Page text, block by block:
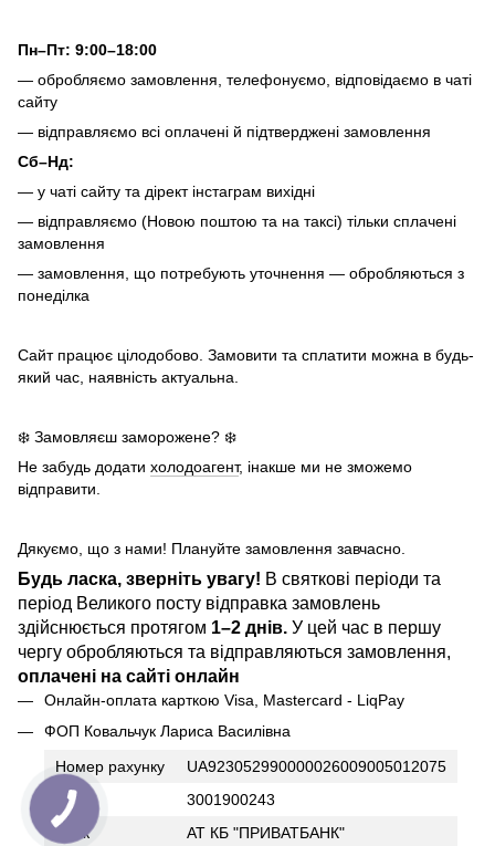
Пн–Пт: 9:00–18:00
— обробляємо замовлення, телефонуємо, відповідаємо в чаті
сайту
— відправляємо всі оплачені й підтверджені замовлення
Сб–Нд:
— у чаті сайту та дірект інстаграм вихідні
— відправляємо (Новою поштою та на таксі) тільки сплачені
замовлення
— замовлення, що потребують уточнення — обробляються з
понеділка
Сайт працює цілодобово. Замовити та сплатити можна в будь-
який час, наявність актуальна.
❄️ Замовляєш заморожене? ❄️
Не забудь додати холодоагент, інакше ми не зможемо
відправити.
Дякуємо, що з нами! Плануйте замовлення завчасно.
Будь ласка, зверніть увагу! В святкові періоди та
період Великого посту відправка замовлень
здійснюється протягом 1–2 днів. У цей час в першу
чергу обробляються та відправляються замовлення,
оплачені на сайті онлайн
Онлайн-оплата карткою Visa, Mastercard - LiqPay
ФОП Ковальчук Лариса Василівна
Номер рахунку
UA923052990000026009005012075
ІПН
3001900243
Банк
АТ КБ "ПРИВАТБАНК"